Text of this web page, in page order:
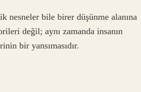
bile birer düşünme alanına
değil; aynı zamanda insanın
bir yansımasıdır.